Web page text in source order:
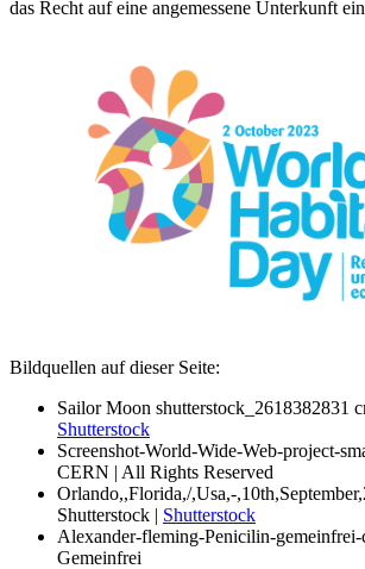
das Recht auf eine angemessene Unterkunft
Bildquellen auf dieser Seite:
Sailor Moon shutterstock_2618382831
Shutterstock
Screenshot-World-Wide-Web-project-
CERN | All Rights Reserved
Orlando,,Florida,/,Usa,-
Shutterstock | Shutterstock
Alexander-fleming-Penicilin-
Gemeinfrei